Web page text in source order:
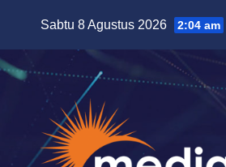
content
Sabtu 8 Agustus 2026 2:04 am